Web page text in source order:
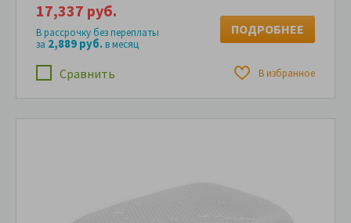
Сравнить В избранное
17,337 руб.
В рассрочку без переплаты
за 2,889 руб.в месяц
ПОДРОБНЕЕ